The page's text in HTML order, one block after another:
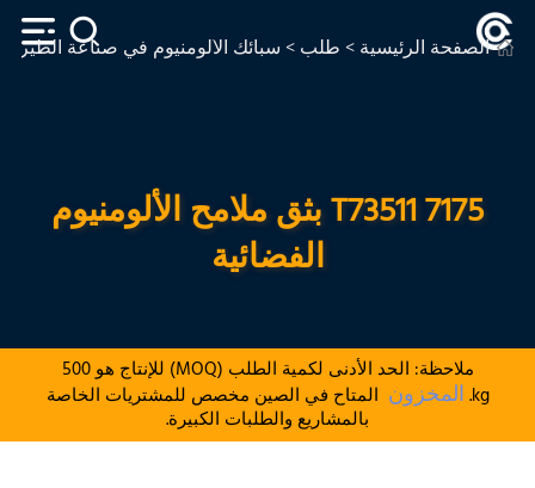
الصفحة الرئيسية> طلب> سبائك الألومنيوم في صناعة الطيران
7175 T73511 بثق ملامح الألومنيوم
الفضائية
ملاحظة: الحد الأدنى لكمية الطلب (MOQ) للإنتاج هو 500
kg. المخزون المتاح في الصين مخصص للمشتريات الخاصة
بالمشاريع والطلبات الكبيرة.